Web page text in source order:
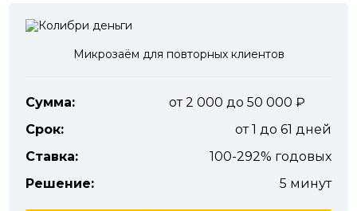
Микрозаём для повторных клиентов
Сумма:
от 2 000 до 50 000
Срок:
от 1 до 61 дней
Ставка:
100-292% годовых
Решение:
5 минут